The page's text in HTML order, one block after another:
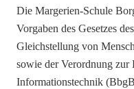
Die Margerien-Schule
Vorgaben des Gesetzes
Gleichstellung von
sowie der Verordnung zur
Informationstechnik